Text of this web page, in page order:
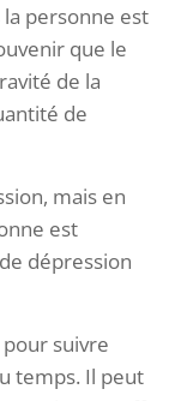
personne est
que le
de la
de
mais en
est
dépression
suivre
temps. Il peut